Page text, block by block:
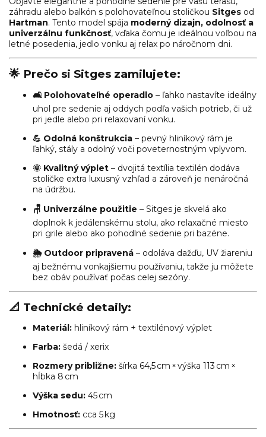
záhradu alebo balkón s polohovateľnou stoličkou Sitges od
Hartman. Tento model spája moderný dizajn, odolnosť a
univerzálnu funkčnosť, vďaka čomu je ideálnou voľbou na
letné posedenia, jedlo vonku aj relax po náročnom dni.
🌟 Prečo si Sitges zamilujete:
🛋 Polohovateľné operadlo – ľahko nastavíte ideálny
uhol pre sedenie aj oddych podľa vašich potrieb, či už
pri jedle alebo pri relaxovaní vonku.
💪 Odolná konštrukcia – pevný hliníkový rám je
ľahký, stály a odolný voči poveternostným vplyvom.
🌞 Kvalitný výplet – dvojitá textília textilén dodáva
stoličke extra luxusný vzhľad a zároveň je nenáročná
na údržbu.
🪑 Univerzálne použitie – Sitges je skvelá ako
doplnok k jedálenskému stolu, ako relaxačné miesto
pri grile alebo ako pohodlné sedenie pri bazéne.
🌦 Outdoor pripravená – odoláva dažďu, UV žiareniu
aj bežnému vonkajšiemu používaniu, takže ju môžete
bez obáv používať počas celej sezóny.
📐 Technické detaily:
Materiál: hliníkový rám + textilénový výplet
Farba: šedá / xerix
Rozmery približne: šírka 64,5 cm × výška 113 cm ×
hĺbka 8 cm
Výška sedu: 45 cm
Hmotnosť: cca 5 kg